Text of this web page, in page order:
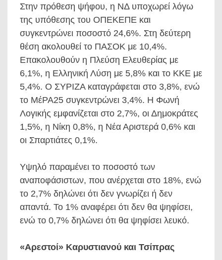
Στην πρόθεση ψήφου, η ΝΔ υποχωρεί λόγω
της υπόθεσης του ΟΠΕΚΕΠΕ και
συγκεντρώνει ποσοστό 24,6%. Στη δεύτερη
θέση ακολουθεί το ΠΑΣΟΚ με 10,4%.
Επακολουθούν η Πλεύση Ελευθερίας με
6,1%, η Ελληνική Λύση με 5,8% και το ΚΚΕ με
5,4%. Ο ΣΥΡΙΖΑ καταγράφεται στο 3,8%, ενώ
το ΜέΡΑ25 συγκεντρώνει 3,4%. Η Φωνή
Λογικής εμφανίζεται στο 2,7%, οι Δημοκράτες
1,5%, η Νίκη 0,8%, η Νέα Αριστερά 0,6% και
οι Σπαρτιάτες 0,1%.
Υψηλό παραμένει το ποσοστό των
αναποφάσιστων, που ανέρχεται στο 18%, ενώ
το 2,7% δηλώνει ότι δεν γνωρίζει ή δεν
απαντά. Το 1% αναφέρει ότι δεν θα ψηφίσει,
ενώ το 0,7% δηλώνει ότι θα ψηφίσει λευκό.
«Αρεστοί» Καρυστιανού και Τσίπρας